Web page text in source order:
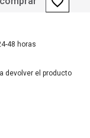
48 horas
devolver el producto